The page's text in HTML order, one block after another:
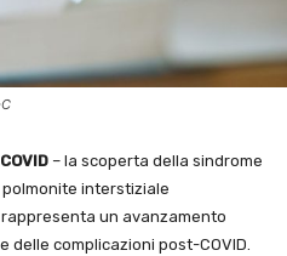
– la scoperta della sindrome
polmonite interstiziale
un avanzamento
delle complicazioni post-COVID.